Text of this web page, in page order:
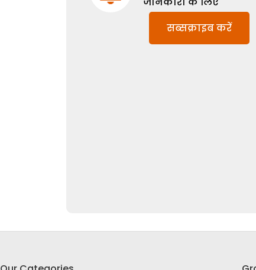
सब्सक्राइब करें